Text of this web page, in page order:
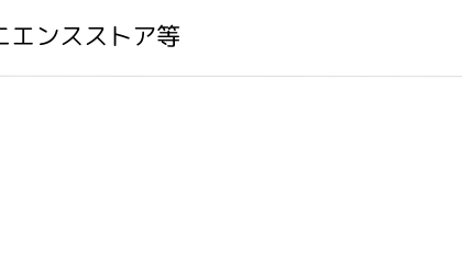
エンスストア等